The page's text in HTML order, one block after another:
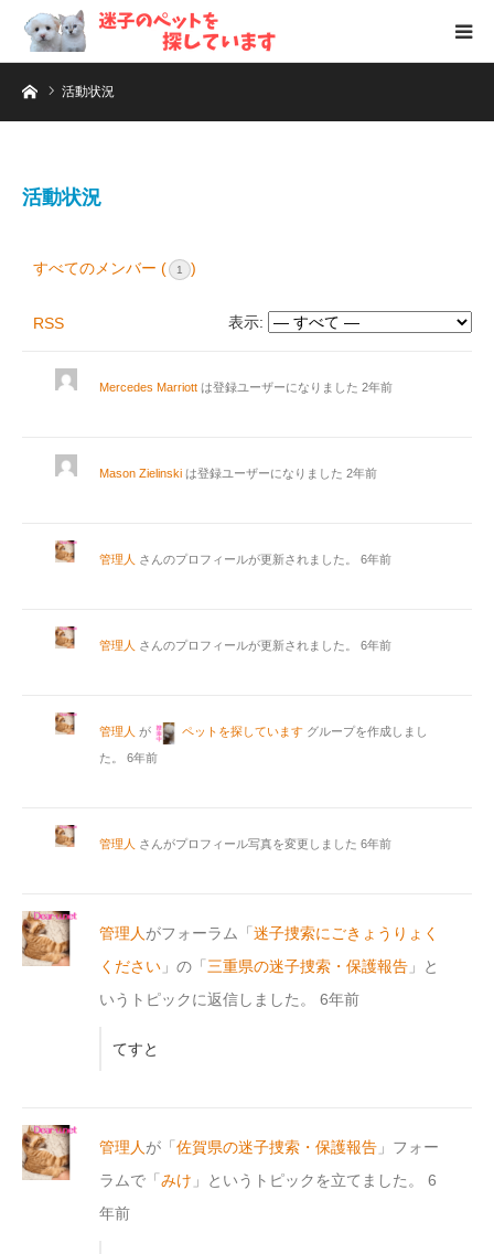
ホーム活動状況
活動状況
すべてのメンバー ( 1 )
RSS 表示:
Mercedes Marriott は登録ユーザーになりました 2年前
Mason Zielinski は登録ユーザーになりました 2年前
管理人 さんのプロフィールが更新されました。 6年前
管理人 さんのプロフィールが更新されました。 6年前
管理人 が ペットを探しています グループを作成しまし
た。 6年前
管理人 さんがプロフィール写真を変更しました 6年前
管理人 がフォーラム「 迷子捜索にごきょうりょく
ください 」の「 三重県の迷子捜索・保護報告 」と
いうトピックに返信しました。 6年前
てすと
管理人 が「 佐賀県の迷子捜索・保護報告 」フォー
ラムで「 みけ 」というトピックを立てました。 6
年前